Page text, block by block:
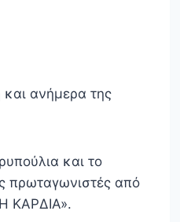
και ανήμερα της
και το
πρωταγωνιστές από
ΚΑΡΔΙΑ».